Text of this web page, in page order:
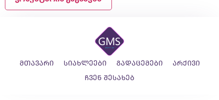
მთავარი სიახლეები გადაცემები
არქივი
ჩვენ შესახებ